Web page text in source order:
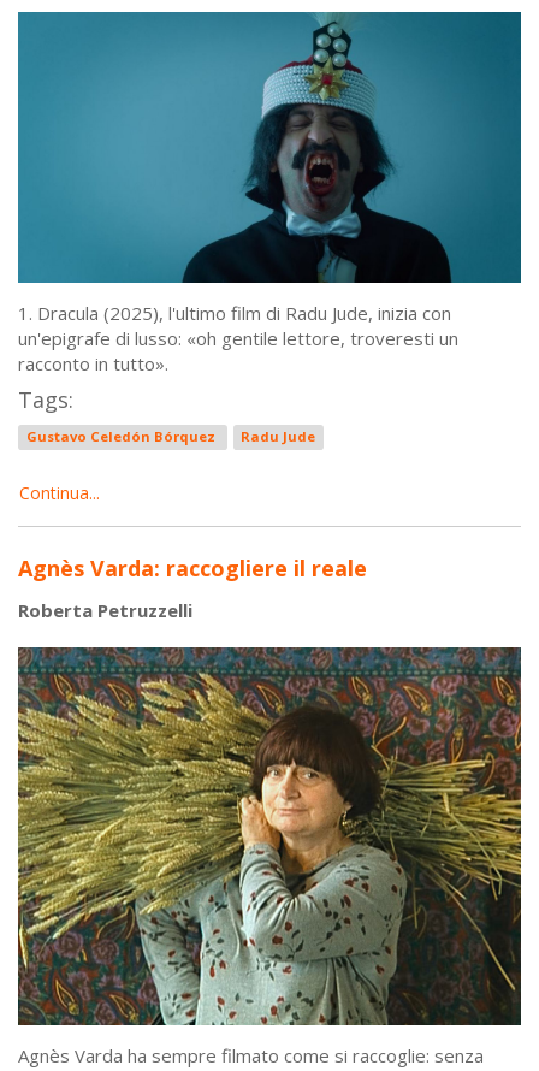
1. Dracula (2025), l'ultimo film di Radu Jude, inizia con
un'epigrafe di lusso: «oh gentile lettore, troveresti un
racconto in tutto».
Tags:
Gustavo Celedón Bórquez Radu Jude
Continua...
Agnès Varda: raccogliere il reale
Roberta Petruzzelli
Agnès Varda ha sempre filmato come si raccoglie: senza